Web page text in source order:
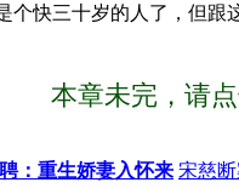
快三十岁的人了，但
本章未完，请
：重生娇妻入怀来 宋慈